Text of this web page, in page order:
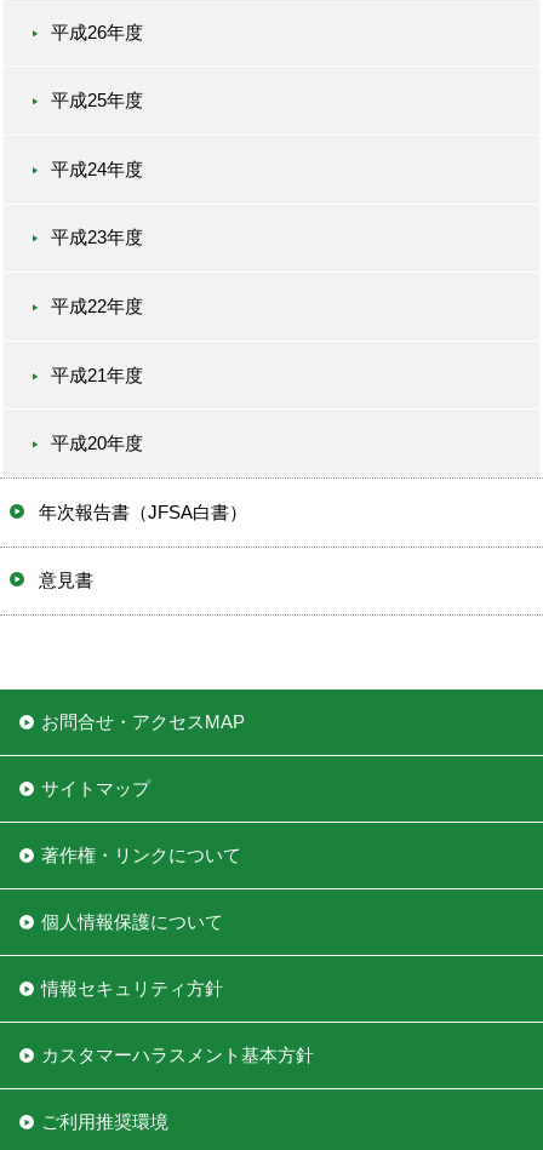
平成26年度
平成25年度
平成24年度
平成23年度
平成22年度
平成21年度
平成20年度
年次報告書（JFSA白書）
意見書
お問合せ・アクセスMAP
サイトマップ
著作権・リンクについて
個人情報保護について
情報セキュリティ方針
カスタマーハラスメント基本方針
ご利用推奨環境